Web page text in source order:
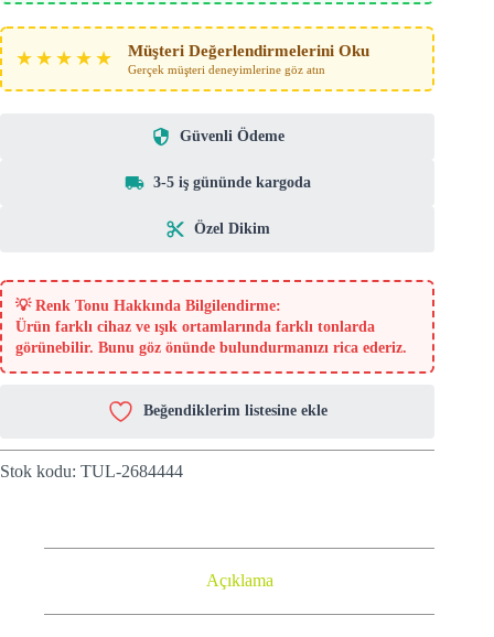
★★★★★ Müşteri Değerlendirmelerini Oku
Gerçek müşteri deneyimlerine göz atın
Güvenli Ödeme
3-5 iş gününde kargoda
Özel Dikim
💡 Renk Tonu Hakkında Bilgilendirme:
Ürün farklı cihaz ve ışık ortamlarında farklı tonlarda
görünebilir. Bunu göz önünde bulundurmanızı rica ederiz.
Beğendiklerim listesine ekle
Stok kodu: TUL-2684444
Açıklama